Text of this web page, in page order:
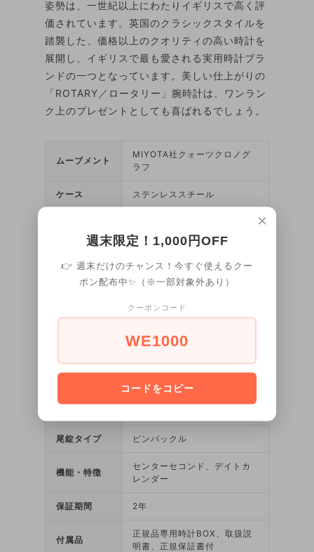
姿勢は、一世紀以上にわたりイギリスで高く評
価されています。英国のクラシックスタイルを
踏襲した、価格以上のクオリティの高い時計を
展開し、イギリスで最も愛される実用時計ブラ
ンドの一つとなっています。美しい仕上がりの
「ROTARY／ロータリー」腕時計は、ワンラン
ク上のプレゼントとしても喜ばれるでしょう。
ムーブメント
MIYOTA社クォーツクロノグ
ラフ
ケース ステンレススチール
バー）
風防
ドーム型ミネラルクリスタル
ガラス
18mm
尾錠タイプ ピンバックル
機能・特徴
センターセコンド、デイトカ
レンダー
保証期間 2年
付属品
正規品専用時計BOX、取扱説
明書、正規保証書付
×
週末限定！1,000円OFF
👉 週末だけのチャンス！今すぐ使えるクー
ポン配布中✨（※一部対象外あり）
クーポンコード
WE1000
コードをコピー